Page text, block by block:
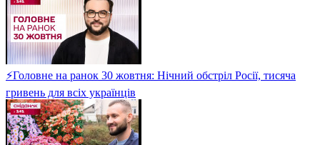
⚡Головне на ранок 30 жовтня: Нічний обстріл Росії, тисяча
гривень для всіх українців